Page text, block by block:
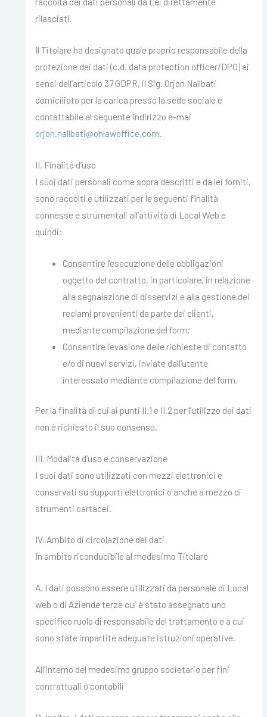
rilasciati.
Il Titolare ha designato quale proprio responsabile della
protezione dei dati (c.d. data protection officer/DPO) ai
sensi dell’articolo 37 GDPR, il Sig. Orjon Nallbati
domiciliato per la carica presso la sede sociale e
contattabile al seguente indirizzo e-mai
orjon.nallbati@onlawoffice.com.
II. Finalità d’uso
I suoi dati personali come sopra descritti e da lei forniti,
sono raccolti e utilizzati per le seguenti finalità
connesse e strumentali all’attività di Local Web e
quindi:
Consentire l’esecuzione delle obbligazioni
oggetto del contratto, in particolare, in relazione
alla segnalazione di disservizi e alla gestione dei
reclami provenienti da parte dei clienti,
mediante compilazione del form;
Consentire l’evasione delle richieste di contatto
e/o di nuovi servizi, inviate dall’utente
interessato mediante compilazione del form.
Per la finalità di cui ai punti II.1 e II.2 per l’utilizzo dei dati
non è richiesto il suo consenso.
III. Modalità d’uso e conservazione
I suoi dati sono utilizzati con mezzi elettronici e
conservati su supporti elettronici o anche a mezzo di
strumenti cartacei.
IV. Ambito di circolazione dei dati
In ambito riconducibile al medesimo Titolare
A. I dati possono essere utilizzati da personale di Local
web o di Aziende terze cui è stato assegnato uno
specifico ruolo di responsabile del trattamento e a cui
sono state impartite adeguate istruzioni operative.
All’interno del medesimo gruppo societario per fini
contrattuali o contabili